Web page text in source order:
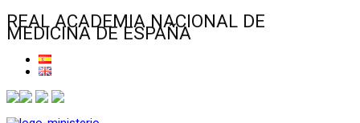
REAL ACADEMIA NACIONAL DE
MEDICINA DE ESPAÑA